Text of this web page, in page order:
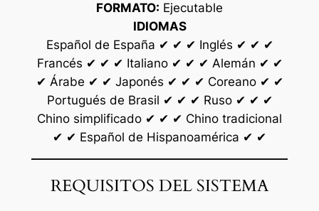
FORMATO: Ejecutable
IDIOMAS
Español de España ✔ ✔ ✔ Inglés ✔ ✔ ✔
Francés ✔ ✔ ✔ Italiano ✔ ✔ ✔ Alemán ✔ ✔
✔ Árabe ✔ ✔ Japonés ✔ ✔ ✔ Coreano ✔ ✔
Portugués de Brasil ✔ ✔ ✔ Ruso ✔ ✔ ✔
Chino simplificado ✔ ✔ ✔ Chino tradicional
✔ ✔ Español de Hispanoamérica ✔ ✔
REQUISITOS DEL SISTEMA